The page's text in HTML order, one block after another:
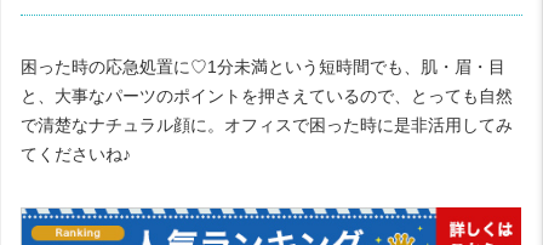
困った時の応急処置に♡1分未満という短時間でも、肌・眉・目
と、大事なパーツのポイントを押さえているので、とっても自然
で清楚なナチュラル顔に。オフィスで困った時に是非活用してみ
てくださいね♪